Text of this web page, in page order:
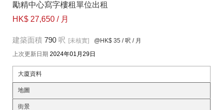
勵精中心寫字樓租單位出租
HK$ 27,650 / 月
建築面積 790 呎 [未核實] @HK$ 35 / 呎 / 月
上次更新日期 2024年01月29日
大廈資料
地圖
街景